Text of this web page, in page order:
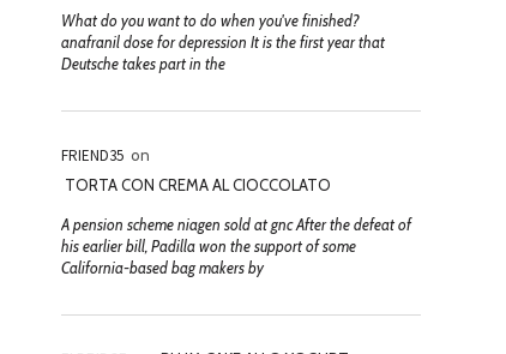
What do you want to do when you've finished?
anafranil dose for depression It is the first year that
Deutsche takes part in the
FRIEND35 on
TORTA CON CREMA AL CIOCCOLATO
A pension scheme niagen sold at gnc After the defeat of
his earlier bill, Padilla won the support of some
California-based bag makers by